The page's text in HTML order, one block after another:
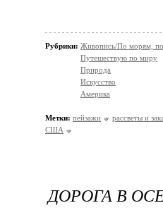
Рубрики: Живопись/По морям,
Путешествую по миру
Природа
Искусство
Америка
Метки: пейзажи
рассветы и
США
ДОРОГА В